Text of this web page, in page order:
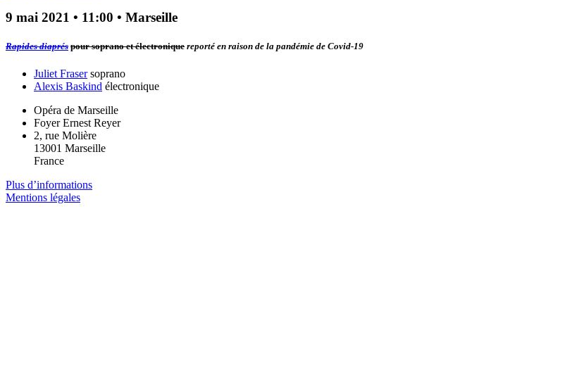
9 mai 2021 • 11:00 • Marseille
Rapides diaprés pour soprano et électronique reporté en raison de la pandémie de Covid-19
Juliet Fraser soprano
Alexis Baskind électronique
Opéra de Marseille
Foyer Ernest Reyer
2, rue Molière
13001 Marseille
France
Plus d’informations
Mentions légales